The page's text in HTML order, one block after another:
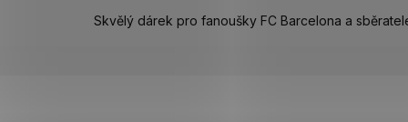
Skvělý dárek pro fanoušky FC Barcelona a